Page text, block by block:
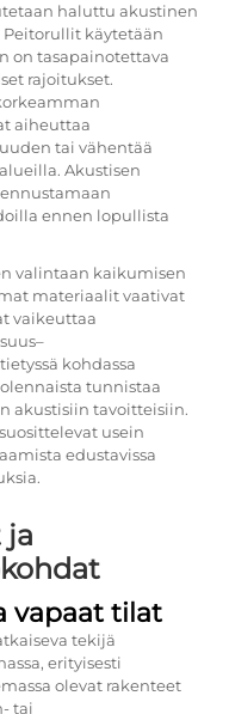
haluttu akustinen
Peitorullit käytetään
on tasapainotettava
rajoitukset.
aiheuttaa
tai vähentää
Akustisen
ennen lopullista
valintaan kaikumisen
materiaalit vaativat
vaikeuttaa
kohdassa
tunnistaa
akustisiin tavoitteisiin.
usein
edustavissa
ja
vapaat tilat
tekijä
erityisesti
olevat rakenteet
tai